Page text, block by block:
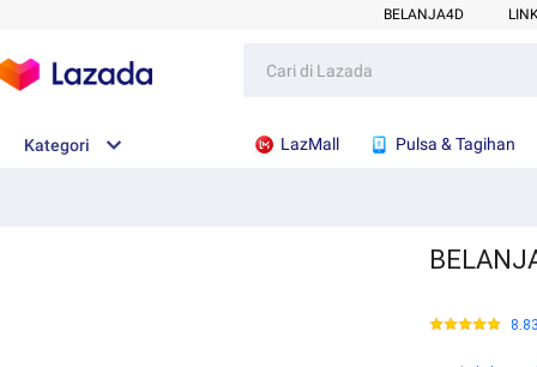
BELANJA4D
Kategori LazMall Pulsa & Tagihan